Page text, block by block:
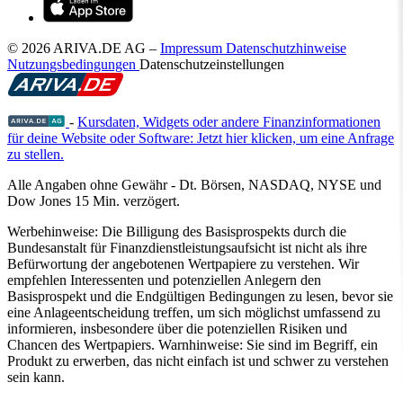
© 2026 ARIVA.DE AG – Impressum Datenschutzhinweise
Nutzungsbedingungen Datenschutzeinstellungen
- Kursdaten, Widgets oder andere Finanzinformationen
für deine Website oder Software: Jetzt hier klicken, um eine Anfrage
zu stellen.
Alle Angaben ohne Gewähr - Dt. Börsen, NASDAQ, NYSE und
Dow Jones 15 Min. verzögert.
Werbehinweise: Die Billigung des Basisprospekts durch die
Bundesanstalt für Finanzdienstleistungsaufsicht ist nicht als ihre
Befürwortung der angebotenen Wertpapiere zu verstehen. Wir
empfehlen Interessenten und potenziellen Anlegern den
Basisprospekt und die Endgültigen Bedingungen zu lesen, bevor sie
eine Anlageentscheidung treffen, um sich möglichst umfassend zu
informieren, insbesondere über die potenziellen Risiken und
Chancen des Wertpapiers. Warnhinweise: Sie sind im Begriff, ein
Produkt zu erwerben, das nicht einfach ist und schwer zu verstehen
sein kann.